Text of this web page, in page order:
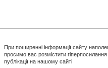
При поширенні інформації сайту
просимо вас розмістити
публікації на нашому сайті